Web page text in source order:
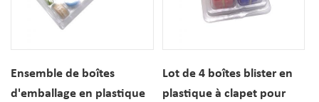
Ensemble de boîtes
d'emballage en plastique
Lot de 4 boîtes blister en
plastique à clapet pour